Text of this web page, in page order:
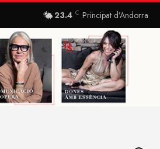
23.4 C Principat d’Andorra